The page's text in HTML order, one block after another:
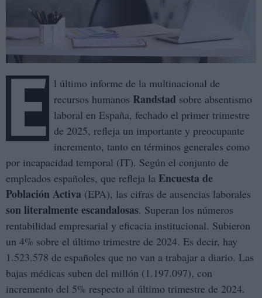
E l último informe de la multinacional de
recursos humanos Randstad sobre absentismo
laboral en España, fechado el primer trimestre
de 2025, refleja un importante y preocupante
incremento, tanto en términos generales como
por incapacidad temporal (IT). Según el conjunto de
empleados españoles, que refleja la Encuesta de
Población Activa (EPA), las cifras de ausencias laborales
son literalmente escandalosas. Superan los números
rentabilidad empresarial y eficacia institucional. Subieron
un 4% sobre el último trimestre de 2024. Es decir, hay
1.523.578 de españoles que no van a trabajar a diario. Las
bajas médicas suben del millón (1.197.097), con
incremento del 5% respecto al último trimestre de 2024.